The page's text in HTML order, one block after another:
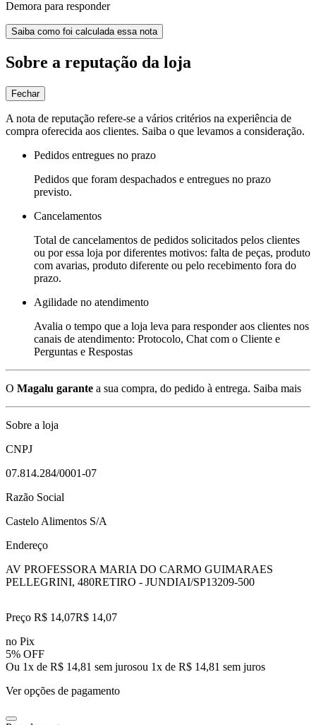
Demora para responder
Saiba como foi calculada essa nota
Sobre a reputação da loja
Fechar
A nota de reputação refere-se a vários critérios na experiência de
compra oferecida aos clientes. Saiba o que levamos a consideração.
Pedidos entregues no prazo
Pedidos que foram despachados e entregues no prazo
previsto.
Cancelamentos
Total de cancelamentos de pedidos solicitados pelos clientes
ou por essa loja por diferentes motivos: falta de peças, produto
com avarias, produto diferente ou pelo recebimento fora do
prazo.
Agilidade no atendimento
Avalia o tempo que a loja leva para responder aos clientes nos
canais de atendimento: Protocolo, Chat com o Cliente e
Perguntas e Respostas
O Magalu garante a sua compra, do pedido à entrega. Saiba mais
Sobre a loja
CNPJ
07.814.284/0001-07
Razão Social
Castelo Alimentos S/A
Endereço
AV PROFESSORA MARIA DO CARMO GUIMARAES
PELLEGRINI, 480RETIRO - JUNDIAI/SP13209-500
Preço R$ 14,07R$ 14,07
no Pix
5% OFF
Ou 1x de R$ 14,81 sem jurosou 1x de R$ 14,81 sem juros
Ver opções de pagamento